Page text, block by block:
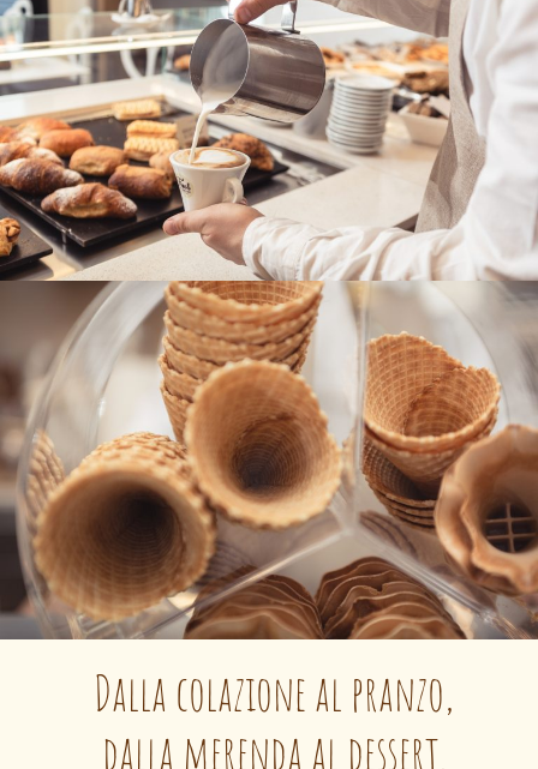
Dalla colazione al pranzo,
dalla merenda al dessert.